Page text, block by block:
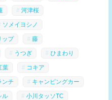
河津桜
ソメイヨシノ
ップ 藤
うつぎ ひまわり
葉 コキア
ンチ キャンピングカー
ル 小川タッソTC